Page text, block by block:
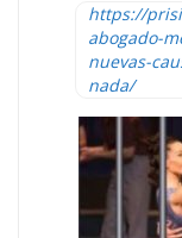
https://
abogado-
nuevas-
nada/